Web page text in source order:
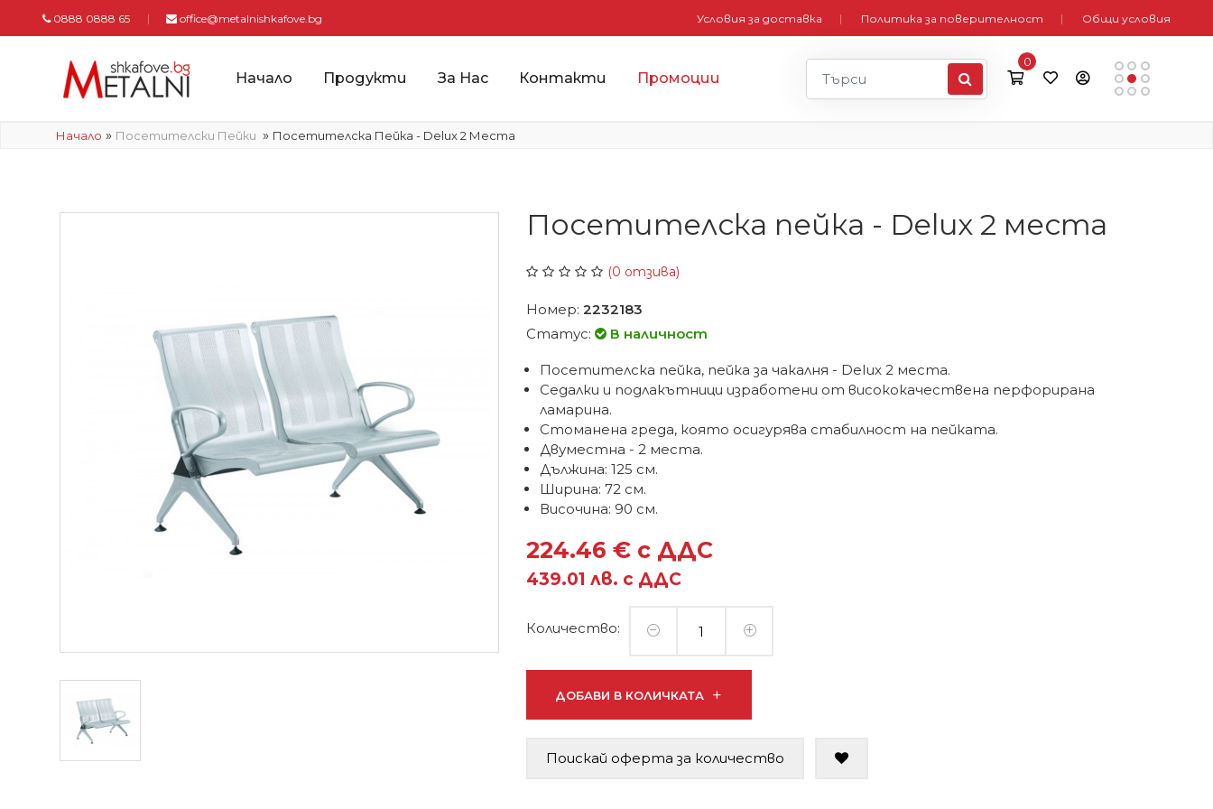
0888 0888 65 office@metalnishkafove.bg Условия за доставка Политика за поверителност Общи условия
Начало Продукти За Нас Контакти Промоции
0
Начало » Посетителски Пейки » Посетителска Пейка - Delux 2 Места
Посетителска пейка - Delux 2 места
(0 отзива)
Номер:2232183
Статус:
В наличност
Посетителска пейка, пейка за чакалня - Delux 2 места.
Седалки и подлакътници изработени от висококачествена перфорирана
ламарина.
Стоманена греда, която осигурява стабилност на пейката.
Двуместна - 2 места.
Дължина: 125 см.
Ширина: 72 см.
Височина: 90 см.
224.46 € с ДДС
439.01 лв. с ДДС
Количество:
ДОБАВИ В КОЛИЧКАТА
Поискай оферта за количество